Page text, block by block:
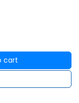
cart